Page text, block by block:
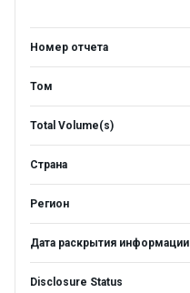
Номер отчета
Том
Total Volume(s)
Страна
Регион
Дата раскрытия информации
Disclosure Status